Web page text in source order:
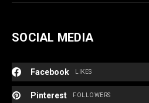
SOCIAL MEDIA
Facebook LIKES
Pinterest FOLLOWERS